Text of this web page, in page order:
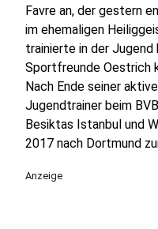
Favre an, der gestern
im ehemaligen
trainierte in der Jugend
Sportfreunde Oestrich
Nach Ende seiner
Jugendtrainer beim
Besiktas Istanbul und
2017 nach Dortmund
Anzeige